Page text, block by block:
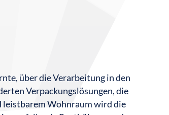
über die Verarbeitung in den
Verpackungslösungen, die
Wohnraum wird die